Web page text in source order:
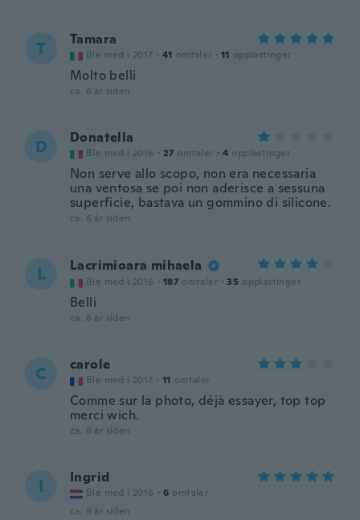
T Tamara
Ble med i 2017 · 41 omtaler · 11 opplastinger
Molto belli
ca. 6 år siden
D Donatella
Ble med i 2016 · 27 omtaler · 4 opplastinger
Non serve allo scopo, non era necessaria
una ventosa se poi non aderisce a sessuna
superficie, bastava un gommino di silicone.
ca. 6 år siden
L Lacrimioara mihaela
Ble med i 2016 · 187 omtaler · 35 opplastinger
Belli
ca. 6 år siden
C carole
Ble med i 2017 · 11 omtaler
Comme sur la photo, déjà essayer, top top
merci wich.
ca. 6 år siden
I Ingrid
Ble med i 2016 · 6 omtaler
ca. 6 år siden